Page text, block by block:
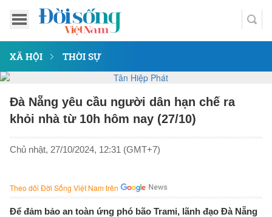
XÃ HỘI THỜI SỰ
Đà Nẵng yêu cầu người dân hạn chế ra
khỏi nhà từ 10h hôm nay (27/10)
Chủ nhật, 27/10/2024, 12:31 (GMT+7)
Theo dõi Đời Sống Việt Nam trên
Để đảm bảo an toàn ứng phó bão Trami, lãnh đạo Đà Nẵng